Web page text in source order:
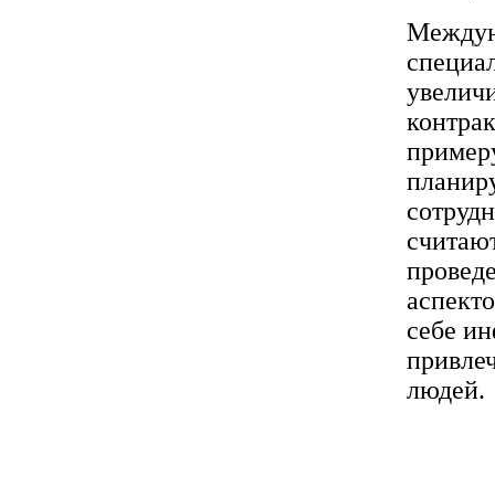
себе
людей.